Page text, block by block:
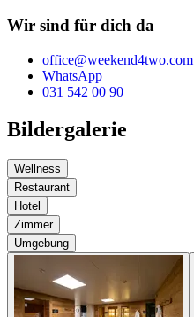
Wir sind für dich da
office@weekend4two.com
WhatsApp
031 542 00 90
Bildergalerie
Wellness
Restaurant
Hotel
Zimmer
Umgebung